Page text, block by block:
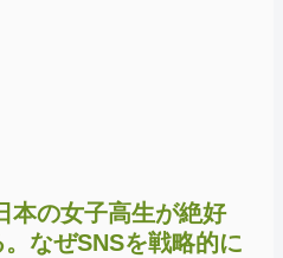
本の女子高生が絶好
なぜSNSを戦略的に